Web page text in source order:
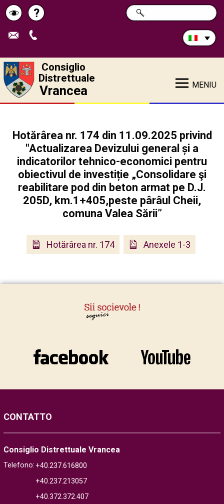
Schimbă
contrastul
Pagina
de
?
Cerca
nel
RICERCA
Consiglio
Distrettuale
Vrancea MENIU
Hotărârea nr. 174 din 11.09.2025 privind
"Actualizarea Devizului general și a
indicatorilor tehnico-economici pentru
obiectivul de investiție „Consolidare şi
reabilitare pod din beton armat pe D.J.
205D, km.1+405,peste pârâul Cheii,
comuna Valea Sării”
Hotărârea nr. 174 Anexele 1-3
CONTATTO
Consiglio Distrettuale Vrancea
Telefono: +40.237.616800
+40.237.213057
+40.372.372.407